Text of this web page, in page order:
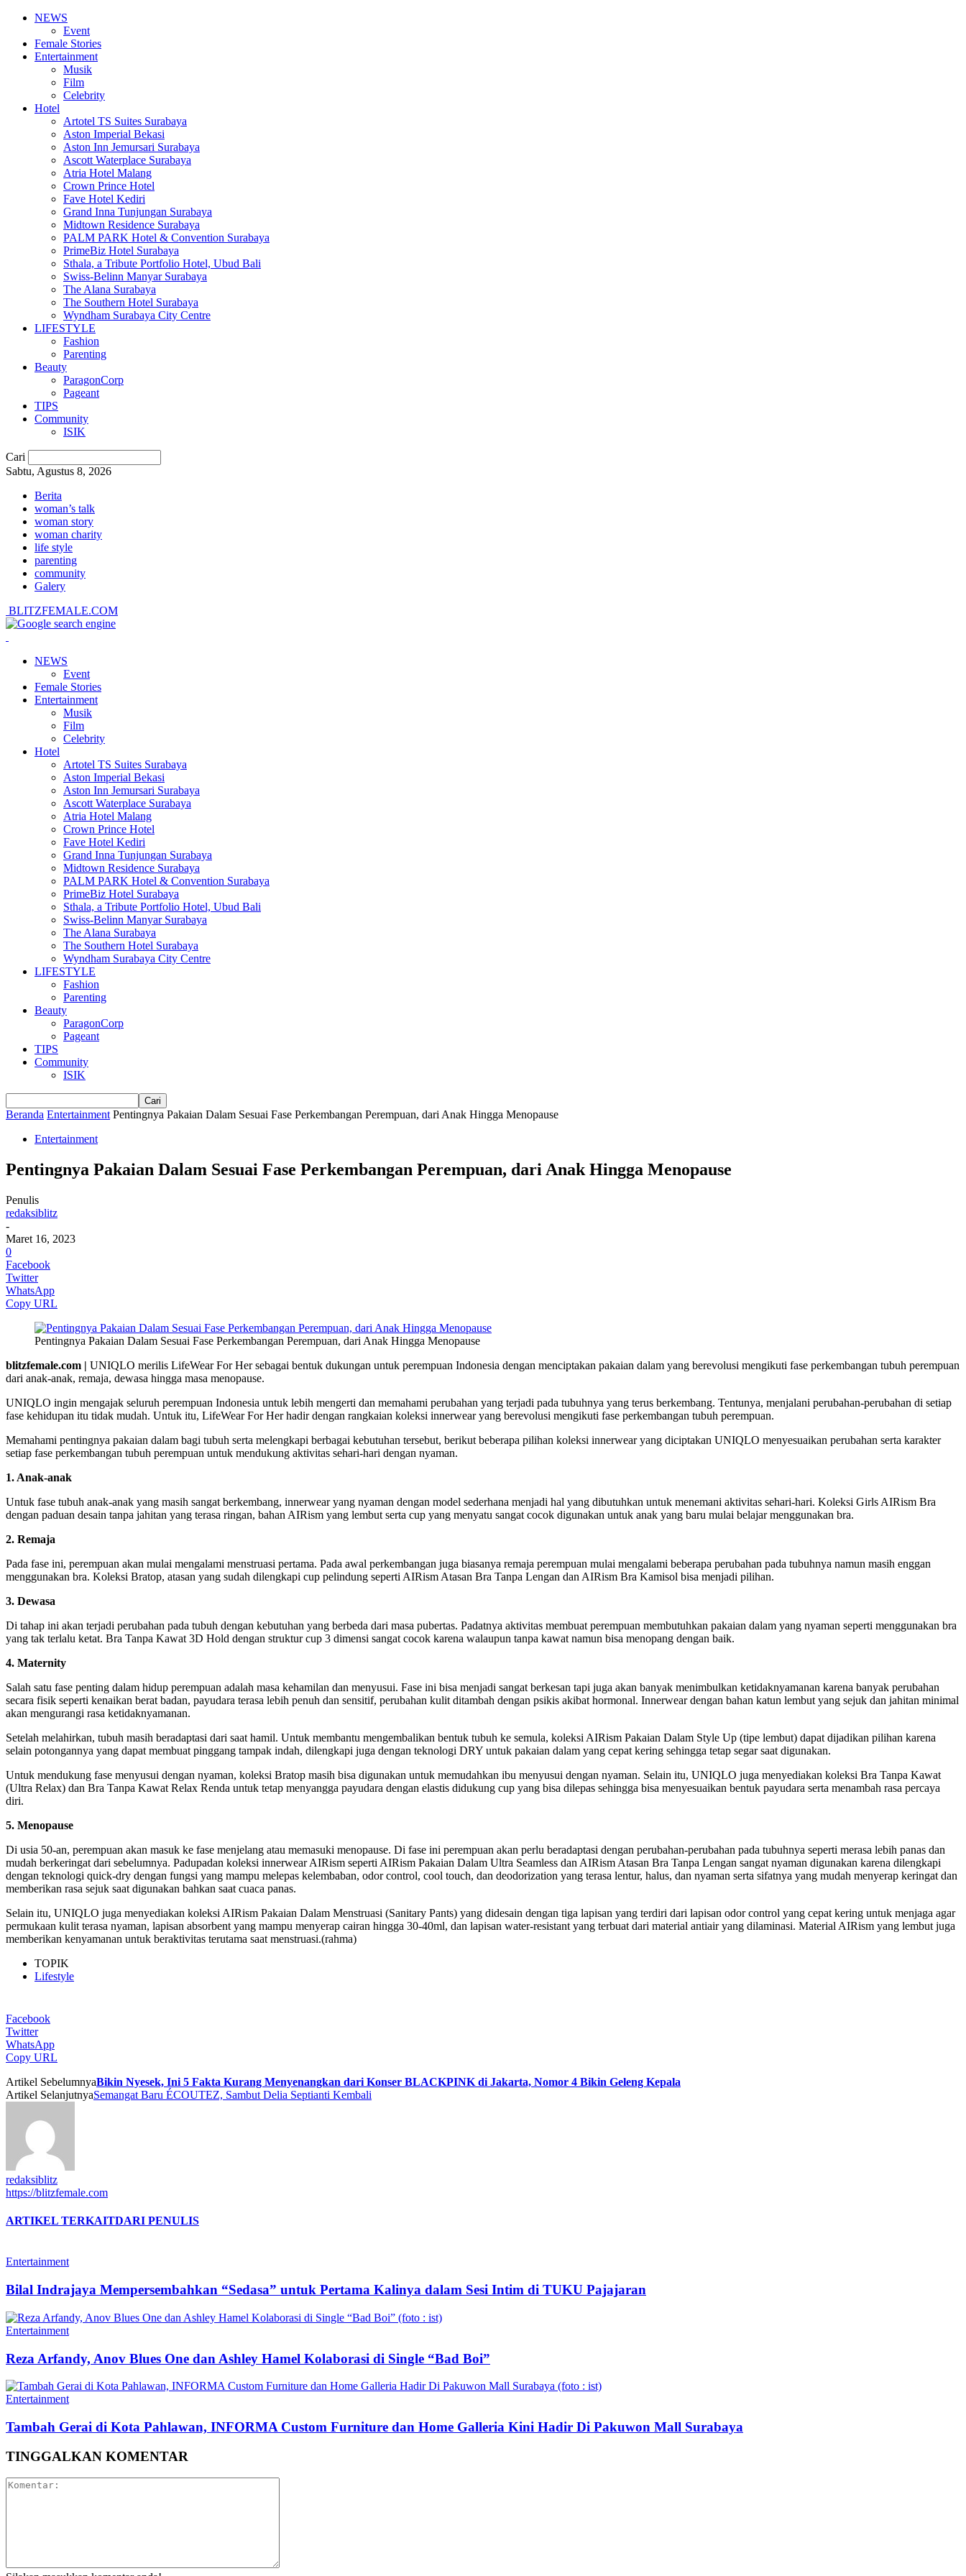
NEWS
Event
Female Stories
Entertainment
Musik
Film
Celebrity
Hotel
Artotel TS Suites Surabaya
Aston Imperial Bekasi
Aston Inn Jemursari Surabaya
Ascott Waterplace Surabaya
Atria Hotel Malang
Crown Prince Hotel
Fave Hotel Kediri
Grand Inna Tunjungan Surabaya
Midtown Residence Surabaya
PALM PARK Hotel & Convention Surabaya
PrimeBiz Hotel Surabaya
Sthala, a Tribute Portfolio Hotel, Ubud Bali
Swiss-Belinn Manyar Surabaya
The Alana Surabaya
The Southern Hotel Surabaya
Wyndham Surabaya City Centre
LIFESTYLE
Fashion
Parenting
Beauty
ParagonCorp
Pageant
TIPS
Community
ISIK
Cari
Sabtu, Agustus 8, 2026
Berita
woman’s talk
woman story
woman charity
life style
parenting
community
Galery
BLITZFEMALE.COM
NEWS
Event
Female Stories
Entertainment
Musik
Film
Celebrity
Hotel
Artotel TS Suites Surabaya
Aston Imperial Bekasi
Aston Inn Jemursari Surabaya
Ascott Waterplace Surabaya
Atria Hotel Malang
Crown Prince Hotel
Fave Hotel Kediri
Grand Inna Tunjungan Surabaya
Midtown Residence Surabaya
PALM PARK Hotel & Convention Surabaya
PrimeBiz Hotel Surabaya
Sthala, a Tribute Portfolio Hotel, Ubud Bali
Swiss-Belinn Manyar Surabaya
The Alana Surabaya
The Southern Hotel Surabaya
Wyndham Surabaya City Centre
LIFESTYLE
Fashion
Parenting
Beauty
ParagonCorp
Pageant
TIPS
Community
ISIK
Beranda Entertainment Pentingnya Pakaian Dalam Sesuai Fase Perkembangan Perempuan, dari Anak Hingga Menopause
Entertainment
Pentingnya Pakaian Dalam Sesuai Fase Perkembangan Perempuan, dari Anak Hingga Menopause
Penulis
redaksiblitz
-
Maret 16, 2023
0
Facebook
Twitter
WhatsApp
Copy URL
Pentingnya Pakaian Dalam Sesuai Fase Perkembangan Perempuan, dari Anak Hingga Menopause
blitzfemale.com | UNIQLO merilis LifeWear For Her sebagai bentuk dukungan untuk perempuan Indonesia dengan menciptakan pakaian dalam yang berevolusi mengikuti fase perkembangan tubuh perempuan
dari anak-anak, remaja, dewasa hingga masa menopause.
UNIQLO ingin mengajak seluruh perempuan Indonesia untuk lebih mengerti dan memahami perubahan yang terjadi pada tubuhnya yang terus berkembang. Tentunya, menjalani perubahan-perubahan di setiap
fase kehidupan itu tidak mudah. Untuk itu, LifeWear For Her hadir dengan rangkaian koleksi innerwear yang berevolusi mengikuti fase perkembangan tubuh perempuan.
Memahami pentingnya pakaian dalam bagi tubuh serta melengkapi berbagai kebutuhan tersebut, berikut beberapa pilihan koleksi innerwear yang diciptakan UNIQLO menyesuaikan perubahan serta karakter
setiap fase perkembangan tubuh perempuan untuk mendukung aktivitas sehari-hari dengan nyaman.
1. Anak-anak
Untuk fase tubuh anak-anak yang masih sangat berkembang, innerwear yang nyaman dengan model sederhana menjadi hal yang dibutuhkan untuk menemani aktivitas sehari-hari. Koleksi Girls AIRism Bra
dengan paduan desain tanpa jahitan yang terasa ringan, bahan AIRism yang lembut serta cup yang menyatu sangat cocok digunakan untuk anak yang baru mulai belajar menggunakan bra.
2. Remaja
Pada fase ini, perempuan akan mulai mengalami menstruasi pertama. Pada awal perkembangan juga biasanya remaja perempuan mulai mengalami beberapa perubahan pada tubuhnya namun masih enggan
menggunakan bra. Koleksi Bratop, atasan yang sudah dilengkapi cup pelindung seperti AIRism Atasan Bra Tanpa Lengan dan AIRism Bra Kamisol bisa menjadi pilihan.
3. Dewasa
Di tahap ini akan terjadi perubahan pada tubuh dengan kebutuhan yang berbeda dari masa pubertas. Padatnya aktivitas membuat perempuan membutuhkan pakaian dalam yang nyaman seperti menggunakan bra
yang tak terlalu ketat. Bra Tanpa Kawat 3D Hold dengan struktur cup 3 dimensi sangat cocok karena walaupun tanpa kawat namun bisa menopang dengan baik.
4. Maternity
Salah satu fase penting dalam hidup perempuan adalah masa kehamilan dan menyusui. Fase ini bisa menjadi sangat berkesan tapi juga akan banyak menimbulkan ketidaknyamanan karena banyak perubahan
secara fisik seperti kenaikan berat badan, payudara terasa lebih penuh dan sensitif, perubahan kulit ditambah dengan psikis akibat hormonal. Innerwear dengan bahan katun lembut yang sejuk dan jahitan minimal
akan mengurangi rasa ketidaknyamanan.
Setelah melahirkan, tubuh masih beradaptasi dari saat hamil. Untuk membantu mengembalikan bentuk tubuh ke semula, koleksi AIRism Pakaian Dalam Style Up (tipe lembut) dapat dijadikan pilihan karena
selain potongannya yang dapat membuat pinggang tampak indah, dilengkapi juga dengan teknologi DRY untuk pakaian dalam yang cepat kering sehingga tetap segar saat digunakan.
Untuk mendukung fase menyusui dengan nyaman, koleksi Bratop masih bisa digunakan untuk memudahkan ibu menyusui dengan nyaman. Selain itu, UNIQLO juga menyediakan koleksi Bra Tanpa Kawat
(Ultra Relax) dan Bra Tanpa Kawat Relax Renda untuk tetap menyangga payudara dengan elastis didukung cup yang bisa dilepas sehingga bisa menyesuaikan bentuk payudara serta menambah rasa percaya
diri.
5. Menopause
Di usia 50-an, perempuan akan masuk ke fase menjelang atau memasuki menopause. Di fase ini perempuan akan perlu beradaptasi dengan perubahan-perubahan pada tubuhnya seperti merasa lebih panas dan
mudah berkeringat dari sebelumnya. Padupadan koleksi innerwear AIRism seperti AIRism Pakaian Dalam Ultra Seamless dan AIRism Atasan Bra Tanpa Lengan sangat nyaman digunakan karena dilengkapi
dengan teknologi quick-dry dengan fungsi yang mampu melepas kelembaban, odor control, cool touch, dan deodorization yang terasa lentur, halus, dan nyaman serta sifatnya yang mudah menyerap keringat dan
memberikan rasa sejuk saat digunakan bahkan saat cuaca panas.
Selain itu, UNIQLO juga menyediakan koleksi AIRism Pakaian Dalam Menstruasi (Sanitary Pants) yang didesain dengan tiga lapisan yang terdiri dari lapisan odor control yang cepat kering untuk menjaga agar
permukaan kulit terasa nyaman, lapisan absorbent yang mampu menyerap cairan hingga 30-40ml, dan lapisan water-resistant yang terbuat dari material antiair yang dilaminasi. Material AIRism yang lembut juga
memberikan kenyamanan untuk beraktivitas terutama saat menstruasi.(rahma)
TOPIK
Lifestyle
Facebook
Twitter
WhatsApp
Copy URL
Artikel SebelumnyaBikin Nyesek, Ini 5 Fakta Kurang Menyenangkan dari Konser BLACKPINK di Jakarta, Nomor 4 Bikin Geleng Kepala
Artikel SelanjutnyaSemangat Baru ÉCOUTEZ, Sambut Delia Septianti Kembali
redaksiblitz
https://blitzfemale.com
ARTIKEL TERKAITDARI PENULIS
Entertainment
Bilal Indrajaya Mempersembahkan “Sedasa” untuk Pertama Kalinya dalam Sesi Intim di TUKU Pajajaran
Entertainment
Reza Arfandy, Anov Blues One dan Ashley Hamel Kolaborasi di Single “Bad Boi”
Entertainment
Tambah Gerai di Kota Pahlawan, INFORMA Custom Furniture dan Home Galleria Kini Hadir Di Pakuwon Mall Surabaya
TINGGALKAN KOMENTAR